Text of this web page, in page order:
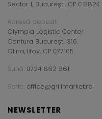
Sector 1, București, CP 013824
Adresă depozit:
Olympia Logistic Center
Centura București 316
Glina, Ilfov, CP 077105
Sună: 0724 862 861
Scrie: office@grillmarket.ro
NEWSLETTER